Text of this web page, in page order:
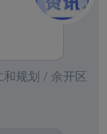
和规划 / 余开区